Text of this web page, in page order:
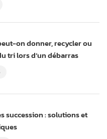
on donner, recycler ou
tri lors d’un débarras
succession : solutions et